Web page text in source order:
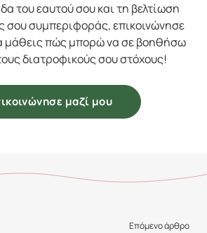
του εαυτού σου και τη βελτίωση
σου συμπεριφοράς, επικοινώνησε
μάθεις πώς μπορώ να σε βοηθήσω
διατροφικούς σου στόχους!
μαζί μου
Επόμενο άρθρο